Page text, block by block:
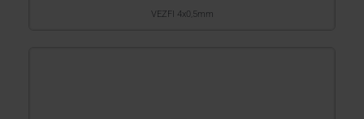
VEZFI 4x0,5mm